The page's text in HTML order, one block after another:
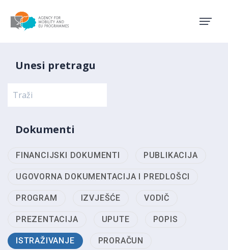
Unesi pretragu
Dokumenti
FINANCIJSKI DOKUMENTI PUBLIKACIJA
UGOVORNA DOKUMENTACIJA I PREDLOŠCI
PROGRAM IZVJEŠĆE VODIČ
PREZENTACIJA UPUTE POPIS
ISTRAŽIVANJE PRORAČUN